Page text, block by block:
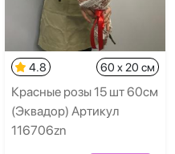
4.8 60 x 20 см
Красные розы 15 шт 60см
(Эквадор) Артикул
116706zn